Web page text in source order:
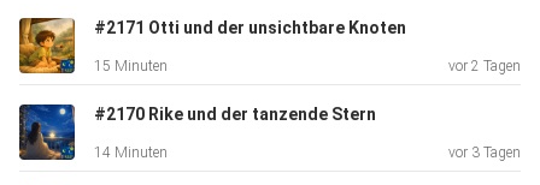
Das Rotkehlchen taucht immer wieder auf, als würde es
Sören
begleiten. Schritt für Schritt kommt Sören einer geheimen
Botschaft näher. Was sie bedeutet und warum
ausgerechnet er sie
#2171 Otti und der unsichtbare Knoten
15 Minuten vor 2 Tagen
#2170 Rike und der tanzende Stern
14 Minuten vor 3 Tagen